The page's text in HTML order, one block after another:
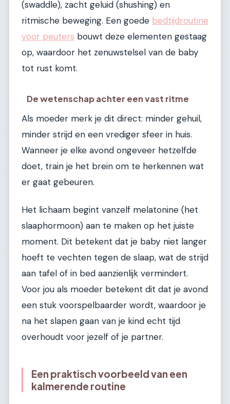
(swaddle), zacht geluid (shushing) en
ritmische beweging. Een goede bedtijdroutine
voor peuters bouwt deze elementen gestaag
op, waardoor het zenuwstelsel van de baby
tot rust komt.
De wetenschap achter een vast ritme
Als moeder merk je dit direct: minder gehuil,
minder strijd en een vrediger sfeer in huis.
Wanneer je elke avond ongeveer hetzelfde
doet, train je het brein om te herkennen wat
er gaat gebeuren.
Het lichaam begint vanzelf melatonine (het
slaaphormoon) aan te maken op het juiste
moment. Dit betekent dat je baby niet langer
hoeft te vechten tegen de slaap, wat de strijd
aan tafel of in bed aanzienlijk vermindert.
Voor jou als moeder betekent dit dat je avond
een stuk voorspelbaarder wordt, waardoor je
na het slapen gaan van je kind echt tijd
overhoudt voor jezelf of je partner.
Een praktisch voorbeeld van een
kalmerende routine